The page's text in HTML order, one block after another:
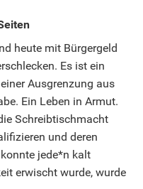
heute mit Bürgergeld
Es ist ein
Ausgrenzung aus
Ein Leben in Armut.
Schreibtischmacht
und deren
jede*n kalt
erwischt wurde, wurde